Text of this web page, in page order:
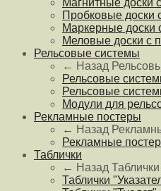
Пробковые доски
Маркерные доски
Меловые доски с
Рельсовые системы
← Назад
Рельсовые
Рельсовые
Модули для
Рекламные постеры
← Назад
Рекламные
Таблички
← Назад Таблички
Таблички